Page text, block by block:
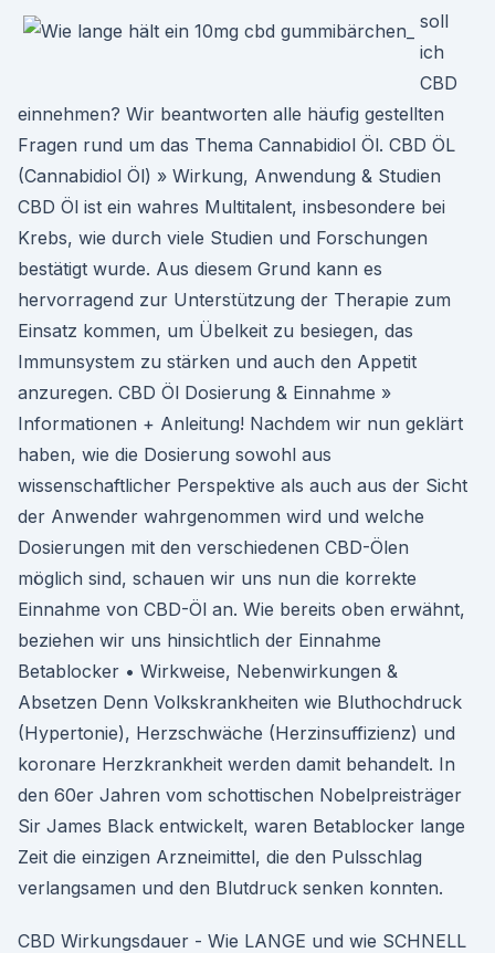
soll
ich
CBD
einnehmen? Wir beantworten alle häufig gestellten
Fragen rund um das Thema Cannabidiol Öl. CBD ÖL
(Cannabidiol Öl) » Wirkung, Anwendung & Studien
CBD Öl ist ein wahres Multitalent, insbesondere bei
Krebs, wie durch viele Studien und Forschungen
bestätigt wurde. Aus diesem Grund kann es
hervorragend zur Unterstützung der Therapie zum
Einsatz kommen, um Übelkeit zu besiegen, das
Immunsystem zu stärken und auch den Appetit
anzuregen. CBD Öl Dosierung & Einnahme »
Informationen + Anleitung! Nachdem wir nun geklärt
haben, wie die Dosierung sowohl aus
wissenschaftlicher Perspektive als auch aus der Sicht
der Anwender wahrgenommen wird und welche
Dosierungen mit den verschiedenen CBD-Ölen
möglich sind, schauen wir uns nun die korrekte
Einnahme von CBD-Öl an. Wie bereits oben erwähnt,
beziehen wir uns hinsichtlich der Einnahme
Betablocker • Wirkweise, Nebenwirkungen &
Absetzen Denn Volkskrankheiten wie Bluthochdruck
(Hypertonie), Herzschwäche (Herzinsuffizienz) und
koronare Herzkrankheit werden damit behandelt. In
den 60er Jahren vom schottischen Nobelpreisträger
Sir James Black entwickelt, waren Betablocker lange
Zeit die einzigen Arzneimittel, die den Pulsschlag
verlangsamen und den Blutdruck senken konnten.
CBD Wirkungsdauer - Wie LANGE und wie SCHNELL